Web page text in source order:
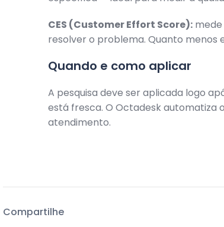
CES (Customer Effort Score):
resolver o problema. Quanto menos
Quando e como aplicar
A pesquisa deve ser aplicada logo
está fresca. O Octadesk automatiza
atendimento.
Compartilhe